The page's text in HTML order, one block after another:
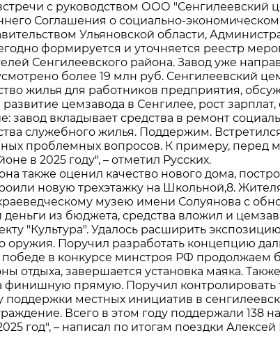
с руководством ООО "Сенгилеевский
Соглашения о социально-
Ульяновской области,
формируется и уточняется реестр
Сенгилеевского района. Завод уже
более 19 млн руб. Сенгилеевский
жилья для работников предприятия,
цемзавода в Сенгилее, рост
завод вкладывает средства в ремонт
служебного жилья. Поддержим.
проблемных вопросов. К примеру, перед
в 2025 году", – отметил Русских.
также оценил качество нового дома,
новую трехэтажку на Школьной,8.
музею имени Солуянова с
деньги из бюджета, средства вложил и
"Культура". Удалось расширить
оружия. Поручил разработать концепцию
победе в конкурсе минстроя РФ продолжаем
отдыха, завершается установка маяка.
финишную прямую. Поручил контролировать
поддержки местных инициатив в
Всего в этом году поддержали 138
год", – написал по итогам поездки Алексей
Холдинга